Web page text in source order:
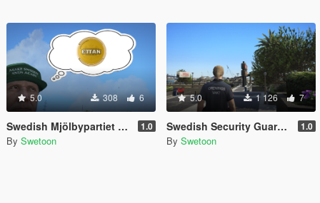
5.0 308 6
Swedish Mjölbypartiet Make Sweden Snus Again 1.0
By Swetoon
5.0 1 126 7
Swedish Security Guard [Ordningsvakt] - [ Sp - Fivem ] 1.0
By Swetoon